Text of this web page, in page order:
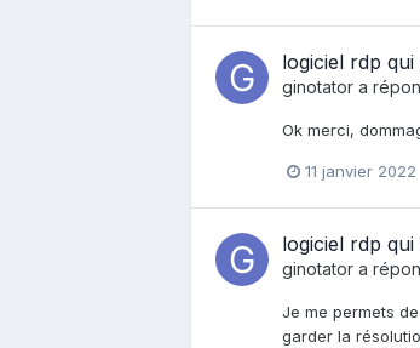
logiciel rdp
ginotator a
Ok merci,
11 janvier 2022
logiciel rdp
ginotator a
Je me permets
garder la